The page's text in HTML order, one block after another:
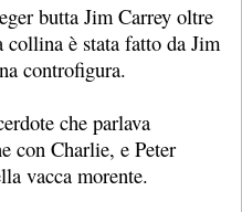
butta Jim Carrey oltre
è stata fatto da Jim
controfigura.
che parlava
con Charlie, e Peter
vacca morente.